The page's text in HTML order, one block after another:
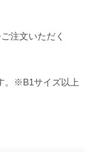
注文いただく
。※B1サイズ以上